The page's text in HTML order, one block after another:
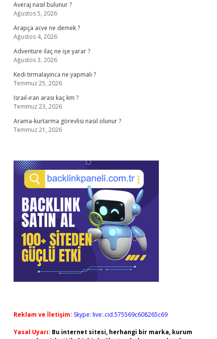
Averaj nasıl bulunur ?
Ağustos 5, 2026
Arapça acve ne demek ?
Ağustos 4, 2026
Adventure ilaç ne işe yarar ?
Ağustos 3, 2026
Kedi tirmalayinca ne yapmalı ?
Temmuz 25, 2026
Israıl-ıran arası kaç km ?
Temmuz 23, 2026
Arama-kurtarma görevlisi nasıl olunur ?
Temmuz 21, 2026
Reklam ve İletişim: Skype: live:.cid.575569c608265c69
Yasal Uyarı: Bu internet sitesi, herhangi bir marka, kurum